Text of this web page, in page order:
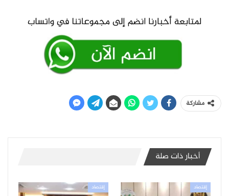
مشاركة
أخبار ذات صلة
إقتصاد إقتصاد